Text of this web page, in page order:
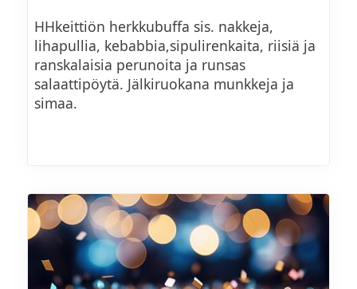
HHkeittiön herkkubuffa sis. nakkeja,
lihapullia, kebabbia,sipulirenkaita, riisiä ja
ranskalaisia perunoita ja runsas
salaattipöytä. Jälkiruokana munkkeja ja
simaa.